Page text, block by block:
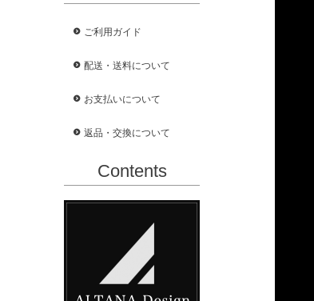
ご利用ガイド
配送・送料について
お支払いについて
返品・交換について
Contents